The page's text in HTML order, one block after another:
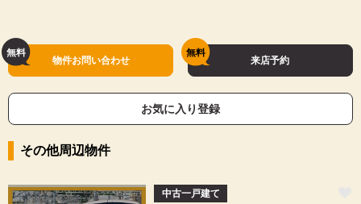
物件お問い合わせ 来店予約
お気に入り登録
その他周辺物件
中古一戸建て